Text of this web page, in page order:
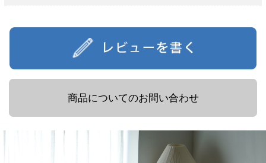
商品についてのお問い合わせ